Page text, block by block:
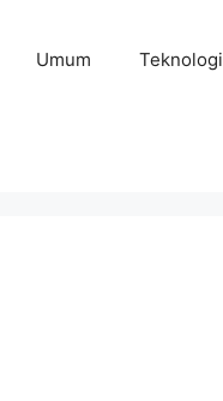
Umum Teknologi